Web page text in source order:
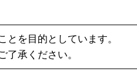
を目的としています。
承ください。